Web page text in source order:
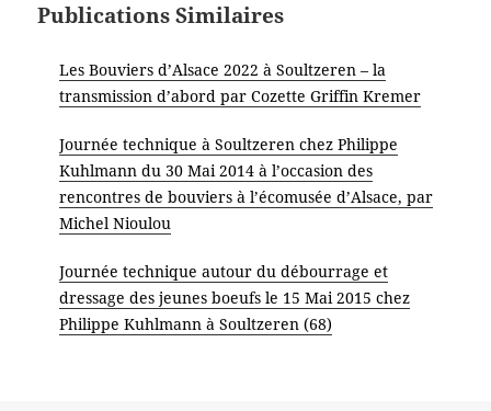
Publications Similaires
Les Bouviers d’Alsace 2022 à Soultzeren – la
transmission d’abord par Cozette Griffin Kremer
Journée technique à Soultzeren chez Philippe
Kuhlmann du 30 Mai 2014 à l’occasion des
rencontres de bouviers à l’écomusée d’Alsace, par
Michel Nioulou
Journée technique autour du débourrage et
dressage des jeunes boeufs le 15 Mai 2015 chez
Philippe Kuhlmann à Soultzeren (68)